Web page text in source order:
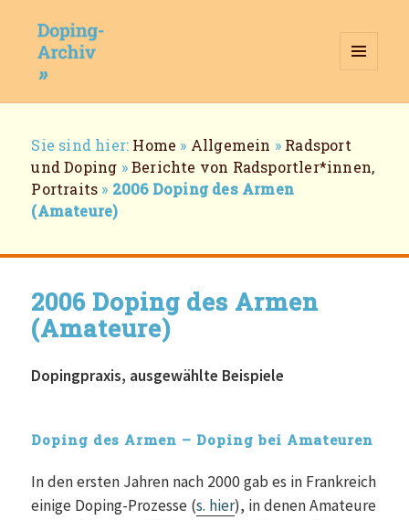
WIDGETS
Breadcrumb-
Navigation
Sie sind hier: Home » Allgemein » Radsport
und Doping »Berichte von Radsportler*innen,
Portraits » 2006 Doping des Armen
(Amateure)
2006 Doping des Armen
(Amateure)
Dopingpraxis, ausgewählte Beispiele
Doping des Armen – Doping bei Amateuren
In den ersten Jahren nach 2000 gab es in Frankreich
einige Doping-Prozesse (s. hier), in denen Amateure